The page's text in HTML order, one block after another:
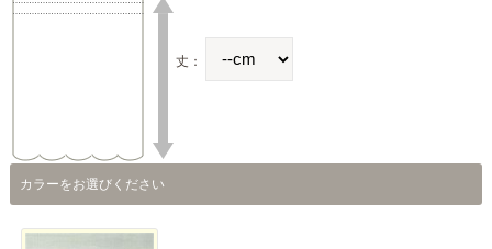
丈：
カラーをお選びください